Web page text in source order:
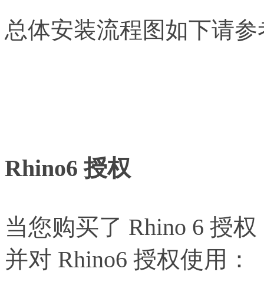
总体安装流程图如下请
Rhino6 授权
当您购买了 Rhino 6 授
并对 Rhino6 授权使用：